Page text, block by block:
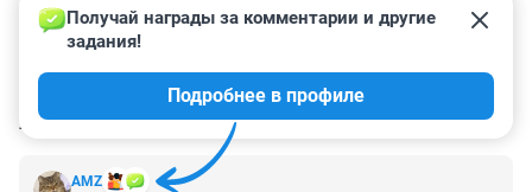
КОММЕНТАРИИ 34
AMZ
Получай награды за комментарии и другие
задания!
Подробнее в профиле